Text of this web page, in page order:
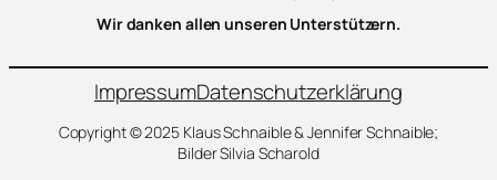
Wir danken allen unseren Unterstützern.
ImpressumDatenschutzerklärung
Copyright © 2025 Klaus Schnaible & Jennifer Schnaible;
Bilder Silvia Scharold